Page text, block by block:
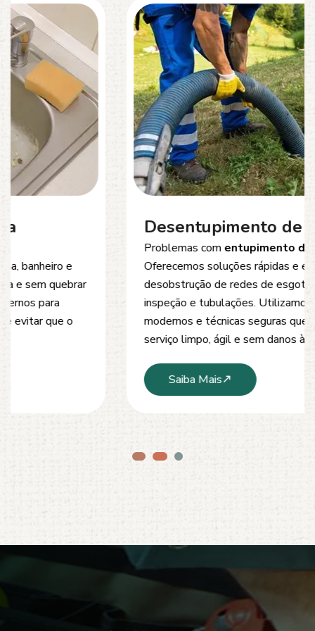
Desentupimento de Esgoto
entupimento de esgoto?
Oferecemos soluções rápidas e eficientes para
desobstrução de redes de esgoto, caixas de
inspeção e tubulações. Utilizamos equipamentos
modernos e técnicas seguras que garantem um
serviço limpo, ágil e sem danos à estrutura.